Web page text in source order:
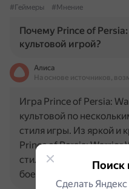
#Геймеры
#Мнение
Почему Prince of
культовой игрой?
Алиса
На основе источников,
Игра Prince of Persia:
культовой по
стиля игры. Из яркой и
Prince of Persia: Warrior
стильный, мрачный и
боевик…
Поиск
Сделать